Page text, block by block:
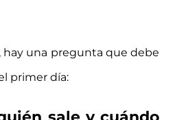
hay una pregunta que debe
primer día: